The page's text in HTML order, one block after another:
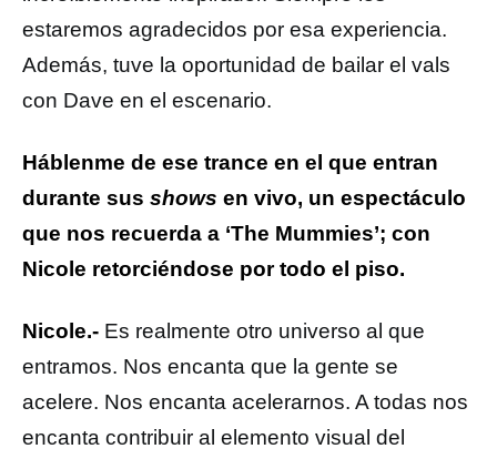
estaremos agradecidos por esa experiencia.
Además, tuve la oportunidad de bailar el vals
con Dave en el escenario.
Háblenme de ese trance en el que entran
durante sus shows en vivo, un espectáculo
que nos recuerda a ‘The Mummies’; con
Nicole retorciéndose por todo el piso.
Nicole.- Es realmente otro universo al que
entramos. Nos encanta que la gente se
acelere. Nos encanta acelerarnos. A todas nos
encanta contribuir al elemento visual del